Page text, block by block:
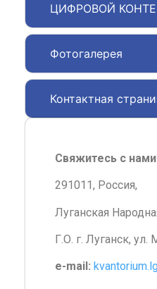
ЦИФРОВОЙ
Фотогалерея
Контактная
Свяжитесь с
291011, Россия,
Луганская
Г.О. г. Луганск, ул.
e-mail: